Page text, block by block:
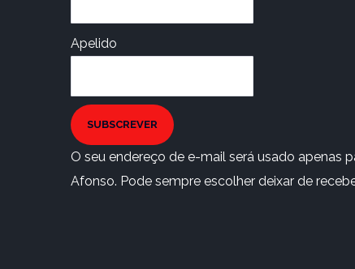
Apelido
SUBSCREVER
O seu endereço de e-mail será usado apenas
Afonso. Pode sempre escolher deixar de